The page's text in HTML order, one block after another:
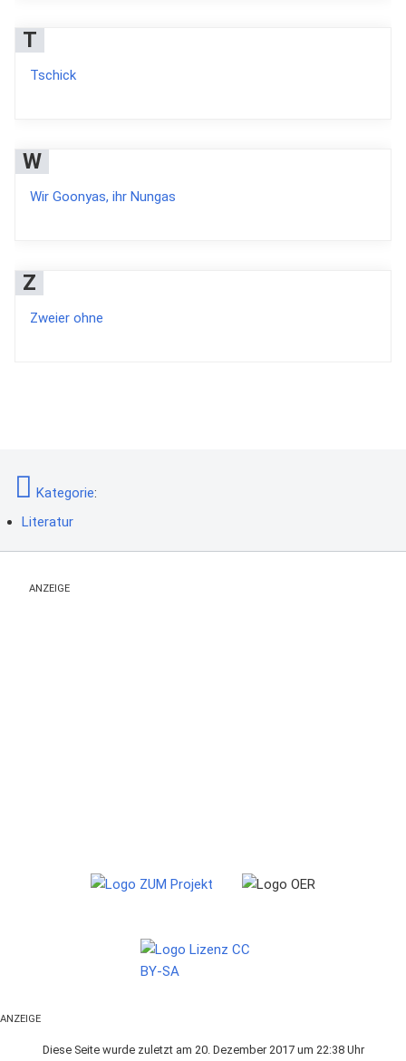
T
Tschick
W
Wir Goonyas, ihr Nungas
Z
Zweier ohne
Kategorie:
Literatur
ANZEIGE
ANZEIGE
Diese Seite wurde zuletzt am 20. Dezember 2017 um 22:38 Uhr